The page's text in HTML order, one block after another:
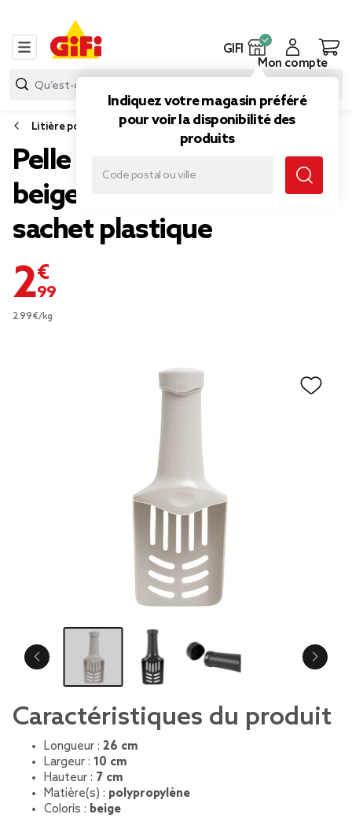
GIFI
Indiquez votre magasin préféré
pour voir la disponibilité des
produits
Mon compte
Litière pour chat
Pelle à litière plastique
beige avec ouverture pour
sachet plastique
2,99 €
2.99€/kg
Caractéristiques du produit
Longueur : 26 cm
Largeur : 10 cm
Hauteur : 7 cm
Matière(s) : polypropylène
Coloris : beige